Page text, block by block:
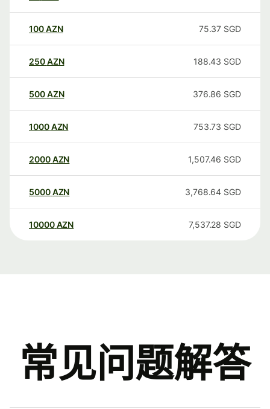
100AZN 75.37 SGD
250AZN 188.43 SGD
500AZN 376.86 SGD
1000AZN 753.73 SGD
2000AZN 1,507.46 SGD
5000AZN 3,768.64 SGD
10000 AZN 7,537.28 SGD
常见问题解答